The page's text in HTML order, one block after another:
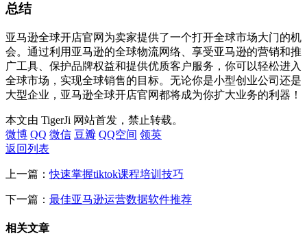
总结
亚马逊全球开店官网为卖家提供了一个打开全球市场大门的机
会。通过利用亚马逊的全球物流网络、享受亚马逊的营销和推
广工具、保护品牌权益和提供优质客户服务，你可以轻松进入
全球市场，实现全球销售的目标。无论你是小型创业公司还是
大型企业，亚马逊全球开店官网都将成为你扩大业务的利器！
本文由 TigerJi 网站首发，禁止转载。
微博 QQ 微信 豆瓣 QQ空间 领英
返回列表
上一篇：快速掌握tiktok课程培训技巧
下一篇： 最佳亚马逊运营数据软件推荐
相关文章